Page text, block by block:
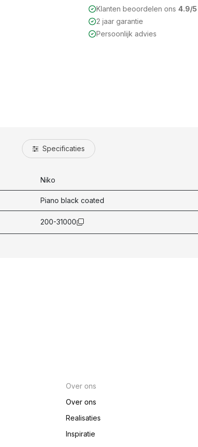
Klanten beoordelen ons 4.9/5
2 jaar garantie
Persoonlijk advies
Specificaties
Niko
Piano black coated
200-31000
Over ons
Over ons
Realisaties
Inspiratie